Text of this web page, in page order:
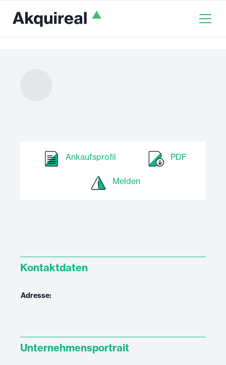
Ankaufsprofil PDF
Melden
Kontaktdaten
Adresse:
Unternehmensportrait